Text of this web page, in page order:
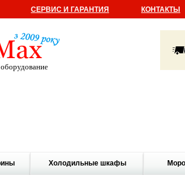
СЕРВИС И ГАРАНТИЯ КОНТАКТЫ
Холодильные шкафы